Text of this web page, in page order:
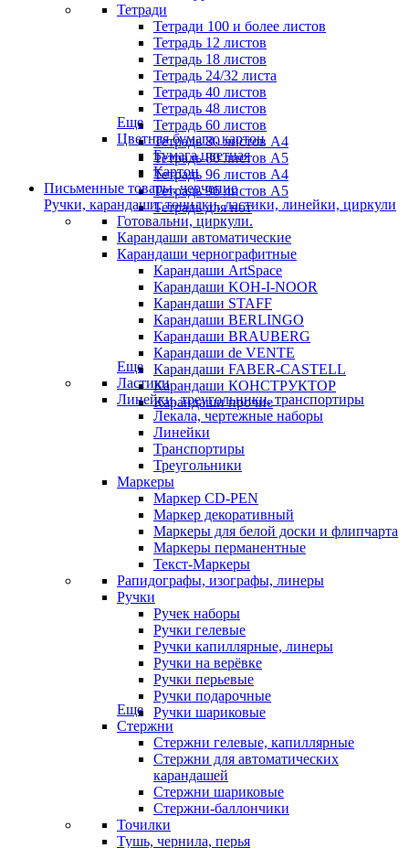
Тетради
Тетради 100 и более листов
Тетрадь 12 листов
Тетрадь 18 листов
Тетрадь 24/32 листа
Тетрадь 40 листов
Тетрадь 48 листов
Тетрадь 60 листов
Тетрадь 80 листов А4
Тетрадь 80 листов А5
Тетрадь 96 листов А4
Тетрадь 96 листов А5
Тетрадь для нот
Еще
Цветная бумага, картон
Бумага цветная
Картон
Письменные товары, черчение
Ручки, карандаши, точилки, ластики, линейки, циркули
Готовальни, циркули.
Карандаши автоматические
Карандаши чернографитные
Карандаши ArtSpace
Карандаши KOH-I-NOOR
Карандаши STAFF
Карандаши BERLINGO
Карандаши BRAUBERG
Карандаши de VENTE
Карандаши FABER-CASTELL
Карандаши КОНСТРУКТОР
Карандаши прочие
Еще
Ластики
Линейки, треугольники, транспортиры
Лекала, чертежные наборы
Линейки
Транспортиры
Треугольники
Маркеры
Маркер CD-PEN
Маркер декоративный
Маркеры для белой доски и флипчарта
Маркеры перманентные
Текст-Маркеры
Рапидографы, изографы, линеры
Ручки
Ручек наборы
Ручки гелевые
Ручки капиллярные, линеры
Ручки на верёвке
Ручки перьевые
Ручки подарочные
Ручки шариковые
Еще
Стержни
Стержни гелевые, капиллярные
Стержни для автоматических
карандашей
Стержни шариковые
Стержни-баллончики
Точилки
Тушь, чернила, перья